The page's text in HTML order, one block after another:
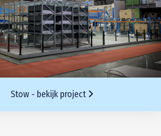
Stow - bekijk project